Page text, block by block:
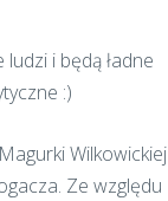
i będą ładne
:)
Wilkowickiej
Ze względu